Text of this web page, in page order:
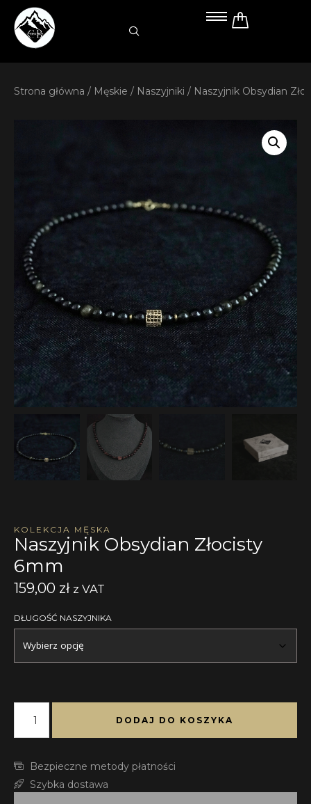
Przejdź
Strona główna / Męskie / Naszyjniki / Naszyjnik Obsydian
KOLEKCJA MĘSKA
Naszyjnik Obsydian Złocisty
6mm
159,00 zł z VAT
DŁUGOŚĆ NASZYJNIKA
DODAJ DO KOSZYKA
Bezpieczne metody płatności
Szybka dostawa